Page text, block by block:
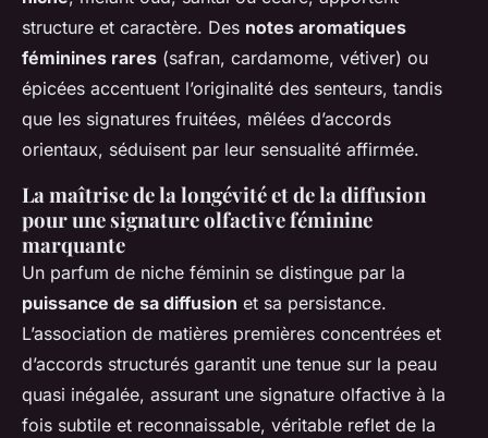
structure et caractère. Des notes aromatiques
féminines rares (safran, cardamome, vétiver) ou
épicées accentuent l’originalité des senteurs, tandis
que les signatures fruitées, mêlées d’accords
orientaux, séduisent par leur sensualité affirmée.
La maîtrise de la longévité et de la diffusion
pour une signature olfactive féminine
marquante
Un parfum de niche féminin se distingue par la
puissance de sa diffusion et sa persistance.
L’association de matières premières concentrées et
d’accords structurés garantit une tenue sur la peau
quasi inégalée, assurant une signature olfactive à la
fois subtile et reconnaissable, véritable reflet de la